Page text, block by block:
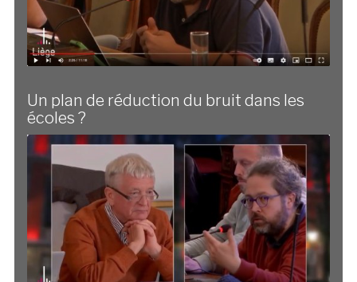
Un plan de réduction du bruit dans les
écoles ?